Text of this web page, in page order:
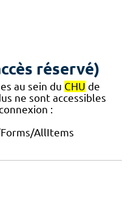
réservé)
au sein du CHU de
ne sont accessibles
:
AllItems